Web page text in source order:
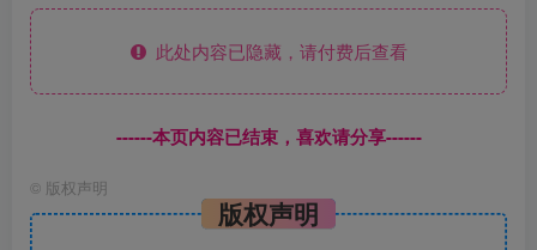
此处内容已隐藏，请付费后查看
------本页内容已结束，喜欢请分享------
© 版权声明
版权声明